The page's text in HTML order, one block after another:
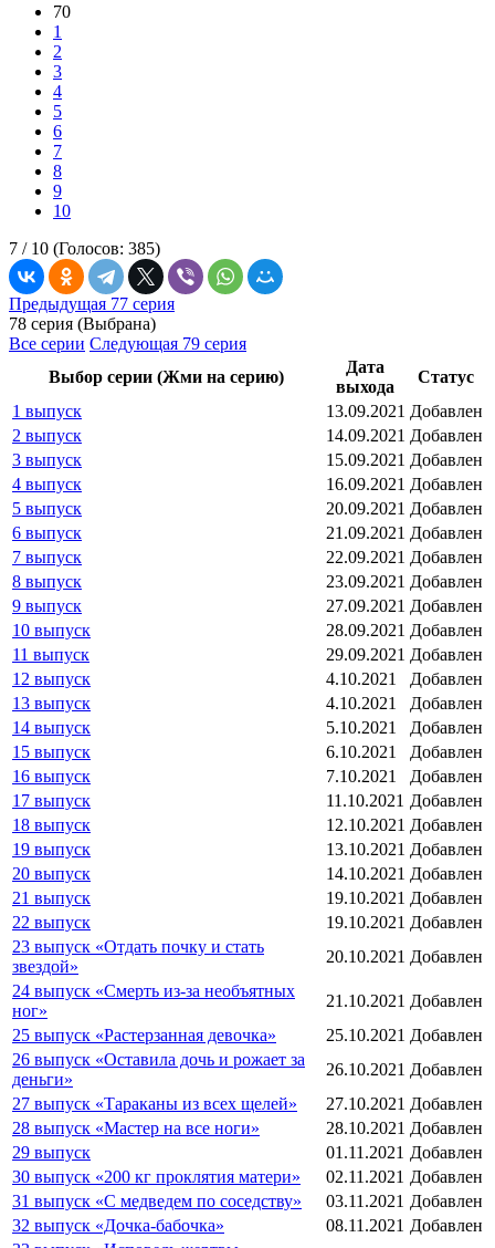
70
1
2
3
4
5
6
7
8
9
10
7 / 10 (Голосов: 385)
Предыдущая 77 серия
78 серия (Выбрана)
Все серии Следующая 79 серия
Выбор серии (Жми на серию)
Дата
выхода
Статус
1 выпуск
13.09.2021 Добавлен
2 выпуск
14.09.2021 Добавлен
3 выпуск
15.09.2021 Добавлен
4 выпуск
16.09.2021 Добавлен
5 выпуск
20.09.2021 Добавлен
6 выпуск
21.09.2021 Добавлен
7 выпуск
22.09.2021 Добавлен
8 выпуск
23.09.2021 Добавлен
9 выпуск
27.09.2021 Добавлен
10 выпуск
28.09.2021 Добавлен
11 выпуск
29.09.2021 Добавлен
12 выпуск
4.10.2021
Добавлен
13 выпуск
4.10.2021
Добавлен
14 выпуск
5.10.2021
Добавлен
15 выпуск
6.10.2021
Добавлен
16 выпуск
7.10.2021
Добавлен
17 выпуск
11.10.2021 Добавлен
18 выпуск
12.10.2021 Добавлен
19 выпуск
13.10.2021 Добавлен
20 выпуск
14.10.2021 Добавлен
21 выпуск
19.10.2021 Добавлен
22 выпуск
19.10.2021 Добавлен
23 выпуск «Отдать почку и стать
звездой»
20.10.2021 Добавлен
24 выпуск «Смерть из-за необъятных
ног»
21.10.2021 Добавлен
25 выпуск «Растерзанная девочка»
25.10.2021 Добавлен
26 выпуск «Оставила дочь и рожает за
деньги»
26.10.2021 Добавлен
27 выпуск «Тараканы из всех щелей»
27.10.2021 Добавлен
28 выпуск «Мастер на все ноги»
28.10.2021 Добавлен
29 выпуск
01.11.2021 Добавлен
30 выпуск «200 кг проклятия матери»
02.11.2021 Добавлен
31 выпуск «С медведем по соседству»
03.11.2021 Добавлен
32 выпуск «Дочка-бабочка»
08.11.2021 Добавлен